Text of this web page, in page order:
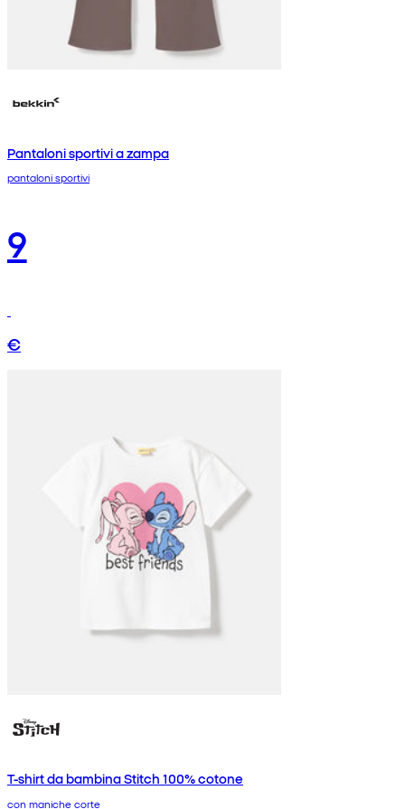
Pantaloni sportivi a zampa
pantaloni sportivi
9
€
T-shirt da bambina Stitch 100% cotone
con maniche corte